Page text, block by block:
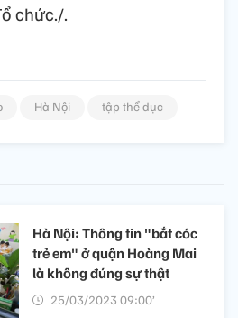
chức./.
Hà Nội tập thể dục
Hà Nội: Thông tin "bắt cóc
trẻ em" ở quận Hoàng Mai
là không đúng sự thật
25/03/2023 09:00’